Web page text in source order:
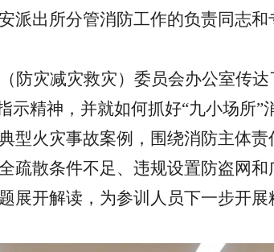
派出所分管消防工作的负责同志和
防灾减灾救灾）委员会办公室传
示精神，并就如何抓好“九小场所”
型火灾事故案例，围绕消防主体
疏散条件不足、违规设置防盗网
展开解读，为参训人员下一步开